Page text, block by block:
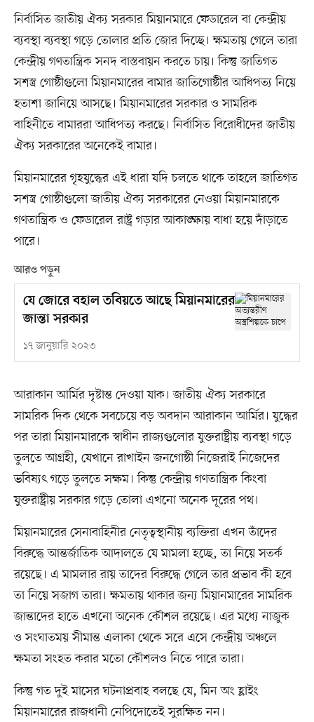
নির্বাসিত জাতীয় ঐক্য সরকার মিয়ানমারে ফেডারেল বা কেন্দ্রীয়
ব্যবস্থা ব্যবস্থা গড়ে তোলার প্রতি জোর দিচ্ছে। ক্ষমতায় গেলে তারা
কেন্দ্রীয় গণতান্ত্রিক সনদ বাস্তবায়ন করতে চায়। কিন্তু জাতিগত
সশস্ত্র গোষ্ঠীগুলো মিয়ানমারের বামার জাতিগোষ্ঠীর আধিপত্য নিয়ে
হতাশা জানিয়ে আসছে। মিয়ানমারের সরকার ও সামরিক
বাহিনীতে বামাররা আধিপত্য করছে। নির্বাসিত বিরোধীদের জাতীয়
ঐক্য সরকারের অনেকেই বামার।
মিয়ানমারের গৃহযুদ্ধের এই ধারা যদি চলতে থাকে তাহলে জাতিগত
সশস্ত্র গোষ্ঠীগুলো জাতীয় ঐক্য সরকারের নেওয়া মিয়ানমারকে
গণতান্ত্রিক ও ফেডারেল রাষ্ট্র গড়ার আকাঙ্ক্ষায় বাধা হয়ে দাঁড়াতে
পারে।
আরও পড়ুন
যে জোরে বহাল তবিয়তে আছে মিয়ানমারের
জান্তা সরকার
১৭ জানুয়ারি ২০২৩
আরাকান আর্মির দৃষ্টান্ত দেওয়া যাক। জাতীয় ঐক্য সরকারে
সামরিক দিক থেকে সবচেয়ে বড় অবদান আরাকান আর্মির। যুদ্ধের
পর তারা মিয়ানমারকে স্বাধীন রাজ্যগুলোর যুক্তরাষ্ট্রীয় ব্যবস্থা গড়ে
তুলতে আগ্রহী, যেখানে রাখাইন জনগোষ্ঠী নিজেরাই নিজেদের
ভবিষ্যৎ গড়ে তুলতে সক্ষম। কিন্তু কেন্দ্রীয় গণতান্ত্রিক কিংবা
যুক্তরাষ্ট্রীয় সরকার গড়ে তোলা এখনো অনেক দূরের পথ।
মিয়ানমারের সেনাবাহিনীর নেতৃত্বস্থানীয় ব্যক্তিরা এখন তাঁদের
বিরুদ্ধে আন্তর্জাতিক আদালতে যে মামলা হচ্ছে, তা নিয়ে সতর্ক
রয়েছে। এ মামলার রায় তাদের বিরুদ্ধে গেলে তার প্রভাব কী হবে
তা নিয়ে সজাগ তারা। ক্ষমতায় থাকার জন্য মিয়ানমারের সামরিক
জান্তাদের হাতে এখনো অনেক কৌশল রয়েছে। এর মধ্যে নাজুক
ও সংঘাতময় সীমান্ত এলাকা থেকে সরে এসে কেন্দ্রীয় অঞ্চলে
ক্ষমতা সংহত করার মতো কৌশলও নিতে পারে তারা।
কিন্তু গত দুই মাসের ঘটনাপ্রবাহ বলছে যে, মিন অং হ্লাইং
মিয়ানমারের রাজধানী নেপিদোতেই সুরক্ষিত নন।